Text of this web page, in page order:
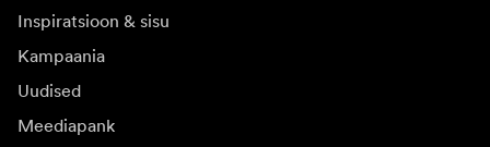
Inspiratsioon & sisu
Kampaania
Uudised
Meediapank